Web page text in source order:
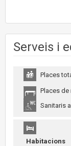
Serveis i
Places
Places de
Sanitaris
Habitacions